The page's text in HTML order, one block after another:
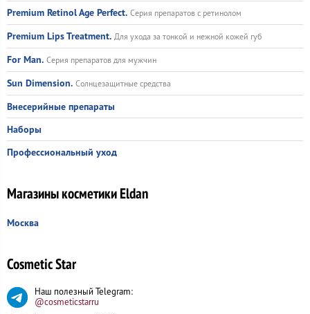
Premium Retinol Age Perfect. Серия препаратов с ретинолом
Premium Lips Treatment. Для ухода за тонкой и нежной кожей губ
For Man. Серия препаратов для мужчин
Sun Dimension. Солнцезащитные средства
Внесерийные препараты
Наборы
Профессиональный уход
Магазины косметики Eldan
Москва
Cosmetic Star
Наш полезный Telegram:
@cosmeticstarru